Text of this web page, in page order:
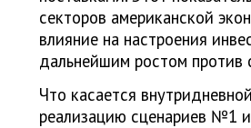
секторов американской
влияние на настроения
дальнейшим ростом против
Что касается
реализацию сценариев №1